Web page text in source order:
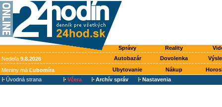
Správy Reality
Nedeľa 9.8.2026 Autobazár Dovolenka
Meniny má Ľubomíra Ubytovanie Nákup
Úvodná strana
Včera Archív správ Nastavenia